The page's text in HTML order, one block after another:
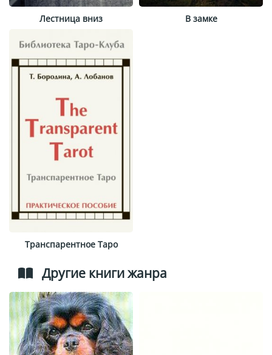
Лестница вниз В замке
Транспарентное Таро
Другие книги жанра